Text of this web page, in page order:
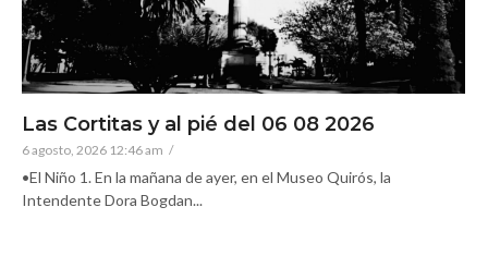
Las Cortitas y al pié del 06 08 2026
6 agosto, 2026 12:46 am /
•El Niño 1. En la mañana de ayer, en el Museo Quirós, la
Intendente Dora Bogdan...